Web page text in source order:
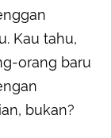
Kau tahu,
orang baru
bukan?